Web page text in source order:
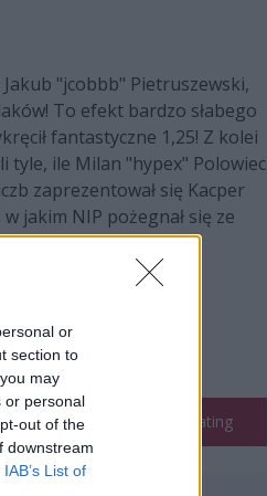
or
section to
may
or personal
out of the
downstream
IAB’s List of
"jcobbb" Pietruszewski,
To efekt bardzo słabego
fantastyczne 1,25! Z kolei
tyle, ile Milan "hypex" Polowiec
zaprezentował się Kacper
jakim NIP pożegnał się ze
poziomie...
polscy
K/D Rating